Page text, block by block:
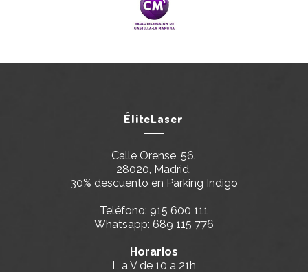
ÉliteLaser
Calle Orense, 56.
28020, Madrid.
30% descuento en Parking Indigo
Teléfono: 915 600 111
Whatsapp: 689 115 776
Horarios
L a V de 10 a 21h